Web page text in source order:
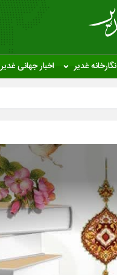
نگارخانه غدیر اخبار جهانی غدیر